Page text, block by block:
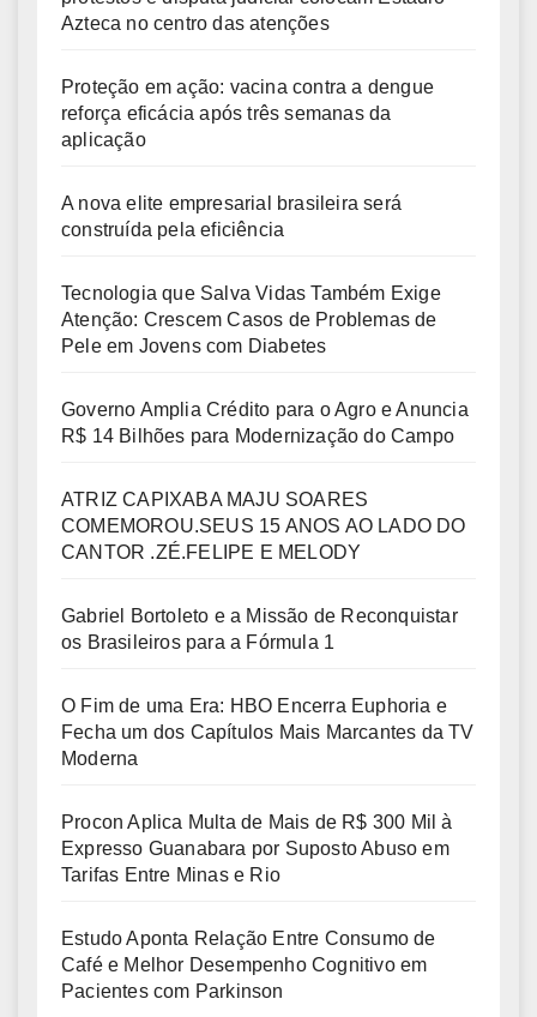
Azteca no centro das atenções
Proteção em ação: vacina contra a dengue
reforça eficácia após três semanas da
aplicação
A nova elite empresarial brasileira será
construída pela eficiência
Tecnologia que Salva Vidas Também Exige
Atenção: Crescem Casos de Problemas de
Pele em Jovens com Diabetes
Governo Amplia Crédito para o Agro e Anuncia
R$ 14 Bilhões para Modernização do Campo
ATRIZ CAPIXABA MAJU SOARES
COMEMOROU.SEUS 15 ANOS AO LADO DO
CANTOR .ZÉ.FELIPE E MELODY
Gabriel Bortoleto e a Missão de Reconquistar
os Brasileiros para a Fórmula 1
O Fim de uma Era: HBO Encerra Euphoria e
Fecha um dos Capítulos Mais Marcantes da TV
Moderna
Procon Aplica Multa de Mais de R$ 300 Mil à
Expresso Guanabara por Suposto Abuso em
Tarifas Entre Minas e Rio
Estudo Aponta Relação Entre Consumo de
Café e Melhor Desempenho Cognitivo em
Pacientes com Parkinson